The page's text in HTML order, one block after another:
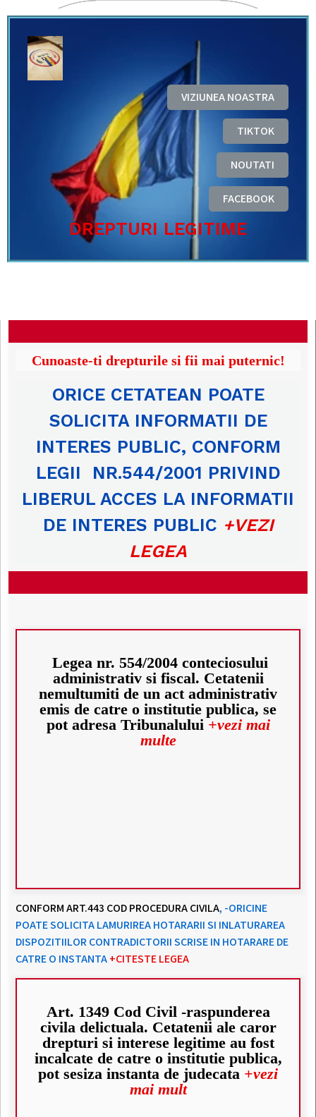
VIZIUNEA NOASTRA
TIKTOK
NOUTATI
FACEBOOK
DREPTURI LEGITIME
Cunoaste-ti drepturile si fii mai puternic!
ORICE CETATEAN POATE
SOLICITA INFORMATII DE
INTERES PUBLIC, CONFORM
LEGII NR.544/2001 PRIVIND
LIBERUL ACCES LA INFORMATII
DE INTERES PUBLIC +VEZI
LEGEA
Legea nr. 554/2004 conteciosului
administrativ si fiscal. Cetatenii
nemultumiti de un act administrativ
emis de catre o institutie publica, se
pot adresa Tribunalului +vezi mai
multe
CONFORM ART.443 COD PROCEDURA CIVILA, -ORICINE
POATE SOLICITA LAMURIREA HOTARARII SI INLATURAREA
DISPOZITIILOR CONTRADICTORII SCRISE IN HOTARARE DE
CATRE O INSTANTA+CITESTE LEGEA
Art. 1349 Cod Civil -raspunderea
civila delictuala. Cetatenii ale caror
drepturi si interese legitime au fost
incalcate de catre o institutie publica,
pot sesiza instanta de judecata +vezi
mai mult